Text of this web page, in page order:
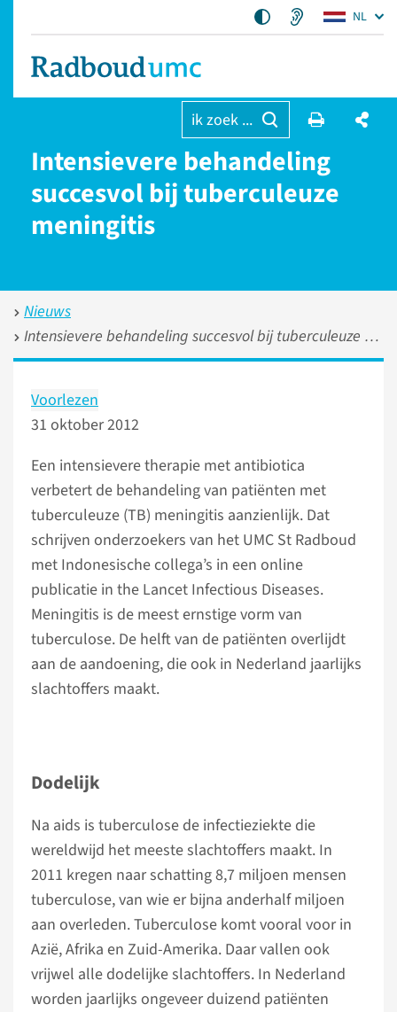
NL
ik zoek ...
Intensievere behandeling
succesvol bij tuberculeuze
meningitis
Nieuws
Intensievere behandeling succesvol bij tuberculeuze meningitis
Voorlezen
31 oktober 2012
Een intensievere therapie met antibiotica
verbetert de behandeling van patiënten met
tuberculeuze (TB) meningitis aanzienlijk. Dat
schrijven onderzoekers van het UMC St Radboud
met Indonesische collega’s in een online
publicatie in the Lancet Infectious Diseases.
Meningitis is de meest ernstige vorm van
tuberculose. De helft van de patiënten overlijdt
aan de aandoening, die ook in Nederland jaarlijks
slachtoffers maakt.
Dodelijk
Na aids is tuberculose de infectieziekte die
wereldwijd het meeste slachtoffers maakt. In
2011 kregen naar schatting 8,7 miljoen mensen
tuberculose, van wie er bijna anderhalf miljoen
aan overleden. Tuberculose komt vooral voor in
Azië, Afrika en Zuid-Amerika. Daar vallen ook
vrijwel alle dodelijke slachtoffers. In Nederland
worden jaarlijks ongeveer duizend patiënten